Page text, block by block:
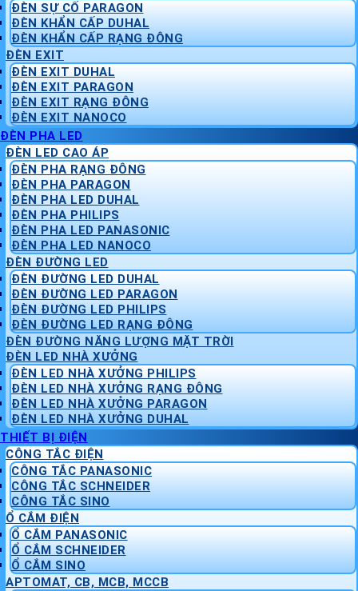
ĐÈN SỰ CỐ PARAGON
ĐÈN KHẨN CẤP DUHAL
ĐÈN KHẨN CẤP RẠNG ĐÔNG
ĐÈN EXIT
ĐÈN EXIT DUHAL
ĐÈN EXIT PARAGON
ĐÈN EXIT RẠNG ĐÔNG
ĐÈN EXIT NANOCO
ĐÈN PHA LED
ĐÈN LED CAO ÁP
ĐÈN PHA RẠNG ĐÔNG
ĐÈN PHA PARAGON
ĐÈN PHA LED DUHAL
ĐÈN PHA PHILIPS
ĐÈN PHA LED PANASONIC
ĐÈN PHA LED NANOCO
ĐÈN ĐƯỜNG LED
ĐÈN ĐƯỜNG LED DUHAL
ĐÈN ĐƯỜNG LED PARAGON
ĐÈN ĐƯỜNG LED PHILIPS
ĐÈN ĐƯỜNG LED RẠNG ĐÔNG
ĐÈN ĐƯỜNG NĂNG LƯỢNG MẶT TRỜI
ĐÈN LED NHÀ XƯỞNG
ĐÈN LED NHÀ XƯỞNG PHILIPS
ĐÈN LED NHÀ XƯỞNG RẠNG ĐÔNG
ĐÈN LED NHÀ XƯỞNG PARAGON
ĐÈN LED NHÀ XƯỞNG DUHAL
THIẾT BỊ ĐIỆN
CÔNG TẮC ĐIỆN
CÔNG TẮC PANASONIC
CÔNG TẮC SCHNEIDER
CÔNG TẮC SINO
Ổ CẮM ĐIỆN
Ổ CẮM PANASONIC
Ổ CẮM SCHNEIDER
Ổ CẮM SINO
APTOMAT, CB, MCB, MCCB